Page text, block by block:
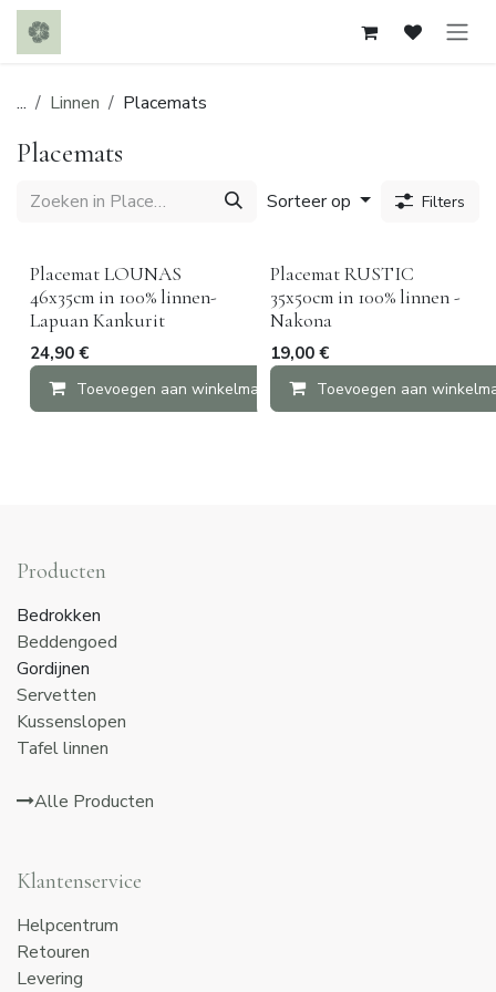
Overslaan naar inhoud
... Linnen Placemats
Placemats
Sorteer op Filters
Placemat LOUNAS
46x35cm in 100% linnen-
Lapuan Kankurit
24,90 €
Toevoegen aan winkelmandje Vergelijken
Placemat RUSTIC
35x50cm in 100% linnen -
Nakona
19,00€
Toevoegen aan
Producten
Bedrokken
Beddengoed
Gordijnen
Servetten
Kussenslopen
Tafel linnen
Alle Producten
Klantenservice
Helpcentrum
Retouren
Levering